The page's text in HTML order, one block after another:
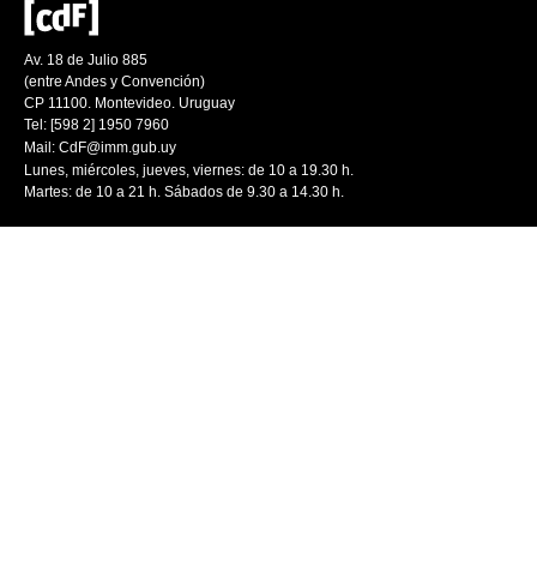
Av. 18 de Julio 885
(entre Andes y Convención)
CP 11100. Montevideo. Uruguay
Tel: [598 2] 1950 7960
Mail: CdF@imm.gub.uy
Lunes, miércoles, jueves, viernes: de 10 a 19.30 h.
Martes: de 10 a 21 h. Sábados de 9.30 a 14.30 h.